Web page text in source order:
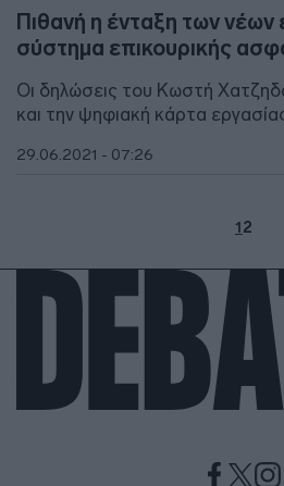
Πιθανή η ένταξη των
σύστημα επικουρικής
Οι δηλώσεις του Κωστή
και την ψηφιακή κάρτα
29.06.2021 - 07:26
12